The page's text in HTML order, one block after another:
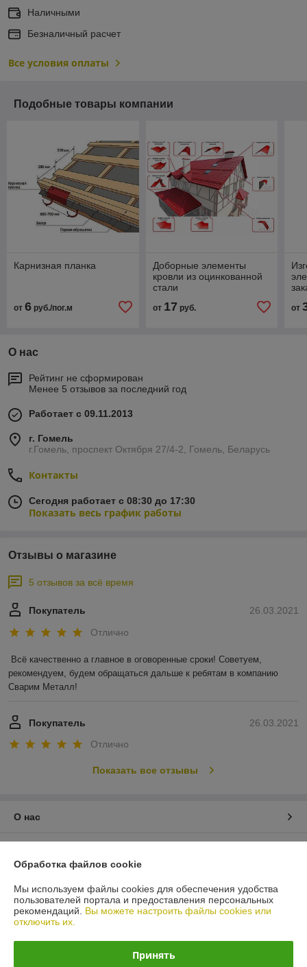
Наличными
Безналичный расчет
Все условия оплаты
Подобные товары компании
Карнизная планка
от 6 руб./пог.м
Доборные элементы
кровли из оцинкованной
стали
от 17 руб. от
О нас
Рейтинг не сформирован
Менее 5 отзывов за последний год
Работает с 09.11.2013
г. Гомель
г.Гомель, проспект Октября 27/4-2, Гомель, Беларусь
Контакты
Сегодня работает с 08:30 до 17:30
Показать весь график работы
Отзывы о магазине
5 отзывов за всё время
26.03.2021
Покупатель
Отлично
Всё качественно а главное в оговоренные сроки! Советуем,
рекомендуем, будем обращаться дальше к ребятам в компанию
Сварим Металл!
26.03.2021
Покупатель
Отлично
Показать все отзывы
О нас
График работы
Полная версия сайта
Обработка файлов cookie
Мы используем файлы cookies для обеспечения удобства
пользователей портала и предоставления персональных
рекомендаций. Вы можете настроить файлы cookies или
отключить их.
Принять